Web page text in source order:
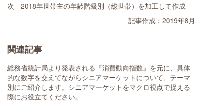
次 2018年世帯主の年齢階級別（総世帯）を加工して作成
記事作成：2019年8月
関連記事
総務省統計局より発表される『消費動向指数』を元に、具体
的な数字を交えてながらシニアマーケットについて、テーマ
別にご紹介します。シニアマーケットをマクロ視点で捉える
際にお役立てください。